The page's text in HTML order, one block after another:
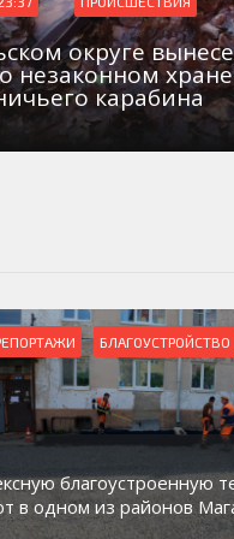
округе
незаконном
карабина
присоединился к
с
риска «Переправа»